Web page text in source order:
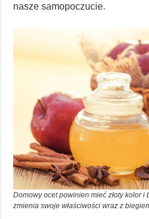
nasze samopoczucie.
Domowy ocet powinien mieć złoty kolor i
zmienia swoje właściwości wraz z